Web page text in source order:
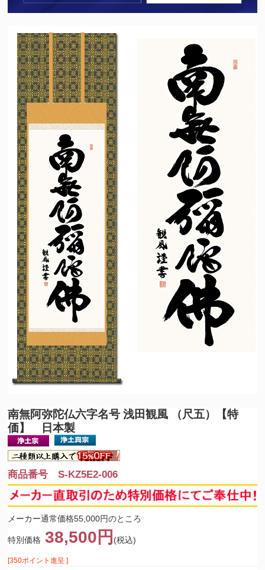
南無阿弥陀仏六字名号 浅田観風 （尺五）【特
価】 日本製
商品番号 S-KZ5E2-006
メーカー通常価格55,000円のところ
特別価格 38,500円 (税込)
[350ポイント進呈 ]